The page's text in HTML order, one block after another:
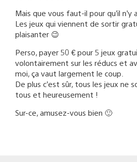
Mais que vous faut-il pour qu’il n’y
Les jeux qui viennent de sortir
plaisanter 😉
Perso, payer 50 € pour 5 jeux
volontairement sur les réducs et
moi, ça vaut largement le coup.
De plus c’est sûr, tous les jeux ne
tous et heureusement !
Sur-ce, amusez-vous bien 🙂